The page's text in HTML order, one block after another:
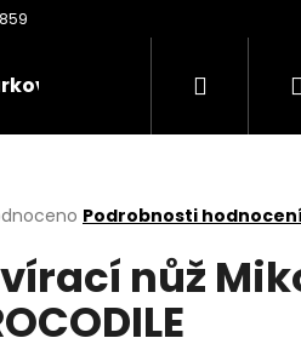
poukazy Oděvy
Hledat
Podrobnosti hodnocení
nůž